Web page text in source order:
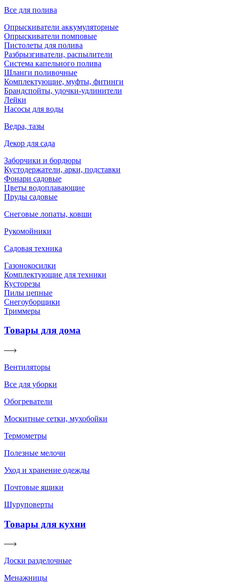
Все для полива
Опрыскиватели аккумуляторные
Опрыскиватели помповые
Пистолеты для полива
Разбрызгиватели, распылители
Система капельного полива
Шланги поливочные
Комплектующие, муфты, фитинги
Брандспойты, удочки-удлинители
Лейки
Насосы для воды
Ведра, тазы
Декор для сада
Заборчики и бордюры
Кустодержатели, арки, подставки
Фонари садовые
Цветы водоплавающие
Пруды садовые
Снеговые лопаты, ковши
Рукомойники
Садовая техника
Газонокосилки
Комплектующие для техники
Кусторезы
Пилы цепные
Снегоуборщики
Триммеры
Товары для дома
Вентиляторы
Все для уборки
Обогреватели
Москитные сетки, мухобойки
Термометры
Полезные мелочи
Уход и хранение одежды
Почтовые ящики
Шуруповерты
Товары для кухни
Доски разделочные
Менажницы